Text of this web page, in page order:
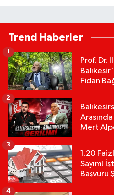
Trend Haberler
Prof. Dr.
Fidan
1
Mert
2
1.20
Sayım!
Başvuru
3
4